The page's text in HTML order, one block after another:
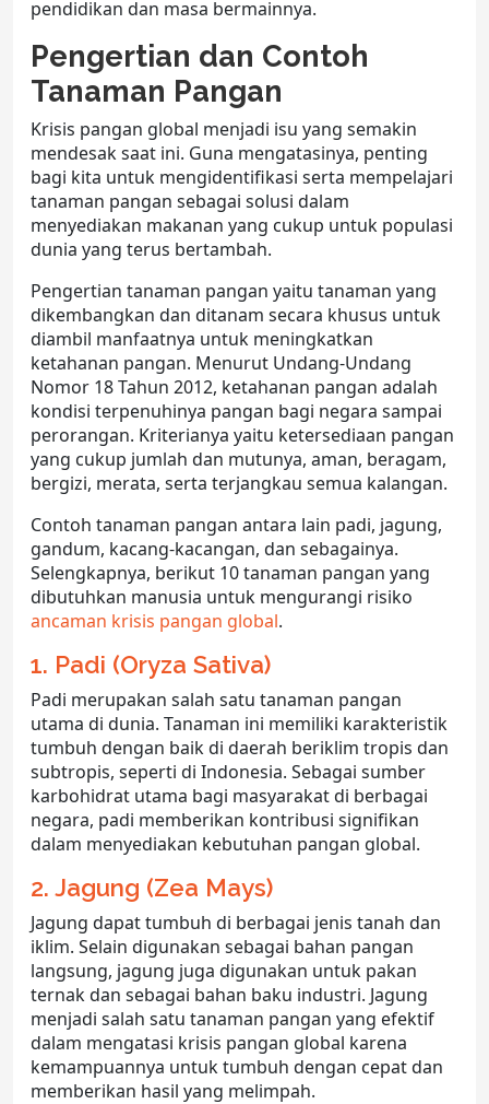
pendidikan dan masa bermainnya.
Pengertian dan Contoh
Tanaman Pangan
Krisis pangan global menjadi isu yang semakin
mendesak saat ini. Guna mengatasinya, penting
bagi kita untuk mengidentifikasi serta mempelajari
tanaman pangan sebagai solusi dalam
menyediakan makanan yang cukup untuk populasi
dunia yang terus bertambah.
Pengertian tanaman pangan yaitu tanaman yang
dikembangkan dan ditanam secara khusus untuk
diambil manfaatnya untuk meningkatkan
ketahanan pangan. Menurut Undang-Undang
Nomor 18 Tahun 2012, ketahanan pangan adalah
kondisi terpenuhinya pangan bagi negara sampai
perorangan. Kriterianya yaitu ketersediaan pangan
yang cukup jumlah dan mutunya, aman, beragam,
bergizi, merata, serta terjangkau semua kalangan.
Contoh tanaman pangan antara lain padi, jagung,
gandum, kacang-kacangan, dan sebagainya.
Selengkapnya, berikut 10 tanaman pangan yang
dibutuhkan manusia untuk mengurangi risiko
ancaman krisis pangan global.
1. Padi (Oryza Sativa)
Padi merupakan salah satu tanaman pangan
utama di dunia. Tanaman ini memiliki karakteristik
tumbuh dengan baik di daerah beriklim tropis dan
subtropis, seperti di Indonesia. Sebagai sumber
karbohidrat utama bagi masyarakat di berbagai
negara, padi memberikan kontribusi signifikan
dalam menyediakan kebutuhan pangan global.
2. Jagung (Zea Mays)
Jagung dapat tumbuh di berbagai jenis tanah dan
iklim. Selain digunakan sebagai bahan pangan
langsung, jagung juga digunakan untuk pakan
ternak dan sebagai bahan baku industri. Jagung
menjadi salah satu tanaman pangan yang efektif
dalam mengatasi krisis pangan global karena
kemampuannya untuk tumbuh dengan cepat dan
memberikan hasil yang melimpah.